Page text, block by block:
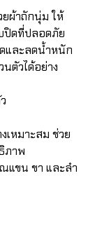
ผ้าถักนุ่ม ให้
ปิดที่ปลอดภัย
และลดน้ำหนัก
ตัวได้อย่าง
เหมาะสม ช่วย
ภาพ
แขน ขา และลำ